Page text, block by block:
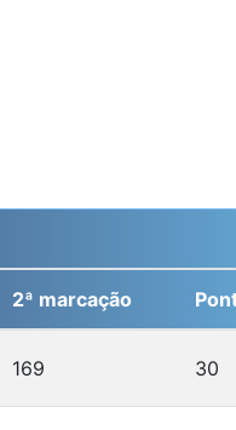
2ª marcação
169 30